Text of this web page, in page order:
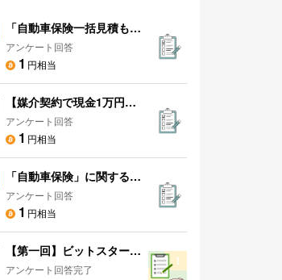
「自動車保険一括見積もり」に関するアンケート
アンケート回答
1 円相当
【媒介契約で現金1万円プレゼント】あなたのお家を無料で一括査定！
アンケート回答
1 円相当
「自動車保険」に関するアンケート
アンケート回答
1 円相当
【第一回】ビットスタートアンケート！
アンケート回答完了